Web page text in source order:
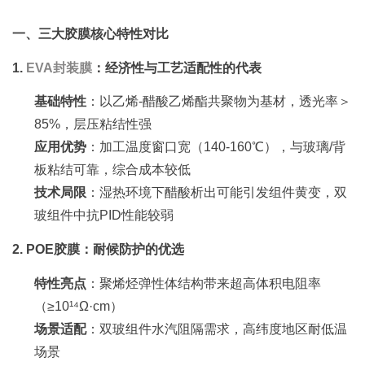
一、三大胶膜核心特性对比
1. EVA封装膜 ：经济性与工艺适配性的代表
基础特性 ：以乙烯-醋酸乙烯酯共聚物为基材，透光率＞
85%，层压粘结性强
应用优势 ：加工温度窗口宽（140-160℃），与玻璃/背
板粘结可靠，综合成本较低
技术局限 ：湿热环境下醋酸析出可能引发组件黄变，双
玻组件中抗PID性能较弱
2. POE胶膜：耐候防护的优选
特性亮点 ：聚烯烃弹性体结构带来超高体积电阻率
（≥10¹⁴Ω·cm）
场景适配：双玻组件水汽阻隔需求，高纬度地区耐低温
场景